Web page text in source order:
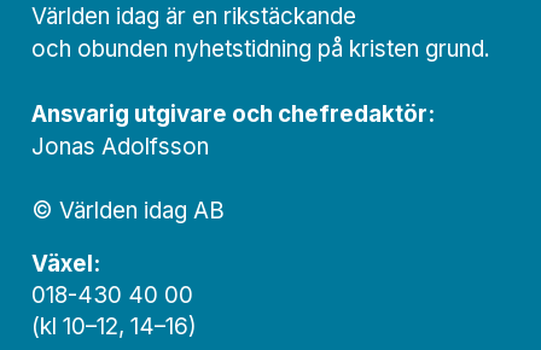
Världen idag är en rikstäckande
och obunden nyhets­­­tidning på kristen grund.
Ansvarig utgivare och chef­redaktör:
Jonas Adolfsson
© Världen idag AB
Växel:
018-430 40 00
(kl 10–12, 14–16)